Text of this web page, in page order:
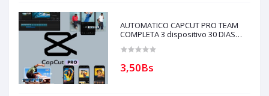
AUTOMATICO CAPCUT PRO TEAM
COMPLETA 3 dispositivo 30 DIAS
creditos puede comprar)
3,50Bs